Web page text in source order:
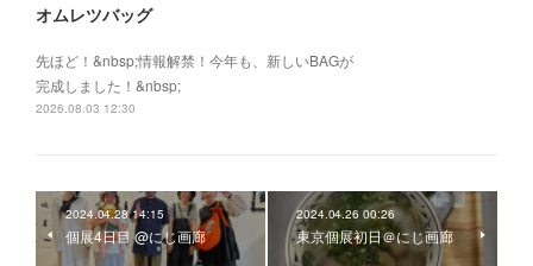
オムレツバッグ
先ほど！&nbsp;情報解禁！今年も、新しいBAGが
完成しました！&nbsp;
2026.08.03 12:30
2024.04.28 14:15
個展4日目 @にじ画廊
2024.04.26 00:26
東京個展初日＠にじ画廊